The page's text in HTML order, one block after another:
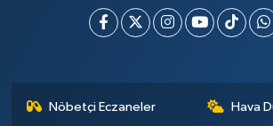
Nöbetçi Eczaneler Hava